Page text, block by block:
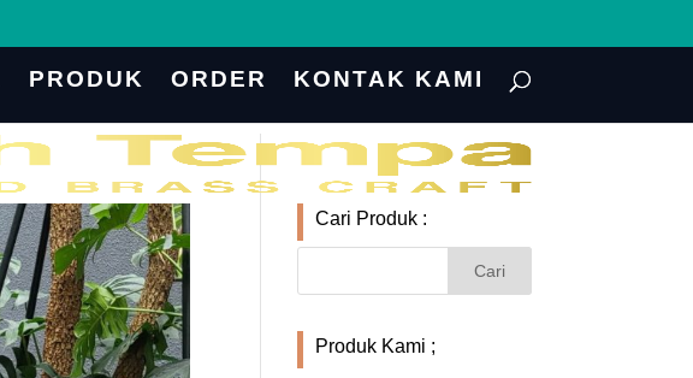
PRODUK ORDER KONTAK KAMI
Cari Produk :
Produk Kami ;